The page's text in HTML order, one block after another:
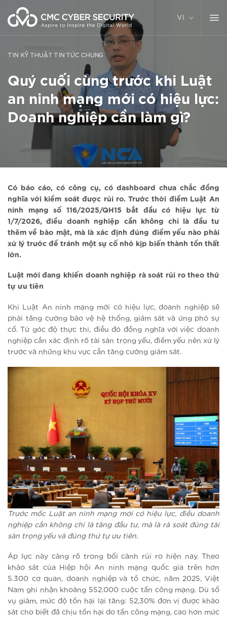
đến
nội
VI
TIN KỸ THUẬT TIN TỨC CHUNG
Quý cuối cùng trước khi Luật
an ninh mạng mới có hiệu lực:
Doanh nghiệp cần làm gì?
Có báo cáo, có công cụ, có dashboard chưa chắc đồng
nghĩa với kiểm soát được rủi ro. Trước thời điểm Luật An
ninh mạng số 116/2025/QH15 bắt đầu có hiệu lực từ
1/7/2026, điều doanh nghiệp cần không chỉ là đầu tư
thêm về bảo mật, mà là xác định đúng điểm yếu nào phải
xử lý trước để tránh một sự cố nhỏ kịp biến thành tổn thất
lớn.
Luật mới đang khiến doanh nghiệp rà soát rủi ro theo thứ
tự ưu tiên
Khi Luật An ninh mạng mới có hiệu lực, doanh nghiệp sẽ
phải tăng cường bảo vệ hệ thống, giám sát và ứng phó sự
cố. Từ góc độ thực thi, điều đó đồng nghĩa với việc doanh
nghiệp cần xác định rõ tài sản trọng yếu, điểm yếu nên xử lý
trước và những khu vực cần tăng cường giám sát.
Trước mốc Luật an ninh mạng mới có hiệu lực, điều doanh
nghiệp cần không chỉ là tăng đầu tư, mà là rà soát đúng tài
sản trọng yếu và đúng thứ tự ưu tiên.
Áp lực này càng rõ trong bối cảnh rủi ro hiện nay. Theo
khảo sát của Hiệp hội An ninh mạng quốc gia trên hơn
5.300 cơ quan, doanh nghiệp và tổ chức, năm 2025, Việt
Nam ghi nhận khoảng 552.000 cuộc tấn công mạng. Dù số
vụ giảm, mức độ tổn hại lại tăng: 52,30% đơn vị được khảo
sát cho biết đã chịu tổn hại do tấn công mạng, cao hơn mức